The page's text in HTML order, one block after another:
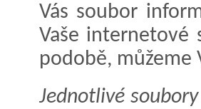
Vás soubor
Vaše internetové
podobě, můžeme
Jednotlivé